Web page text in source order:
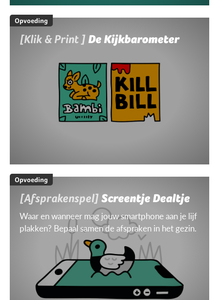
Opvoeding
[Klik & Print ] De Kijkbarometer
Opvoeding
[Afsprakenspel]Screentje Dealtje
Waar en wanneer mag jouw smartphone aan je lijf
plakken? Bepaal samen de afspraken in het gezin.